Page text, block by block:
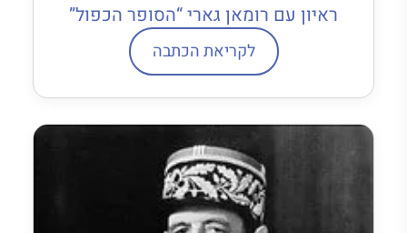
ראיון עם רומאן גארי “הסופר הכפול”
לקריאת הכתבה